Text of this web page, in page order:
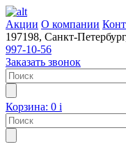
Акции О компании
197198, Санкт-
997-10-56
Заказать звонок
Корзина: 0 i